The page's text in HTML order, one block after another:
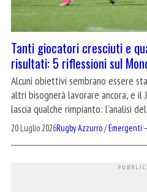
Tanti giocatori cresciuti e
risultati: 5 riflessioni sul
Alcuni obiettivi sembrano essere
altri bisognerà lavorare ancora, e il
lascia qualche rimpianto: l'analisi
20 Luglio 2026Rugby Azzurro/Emergenti